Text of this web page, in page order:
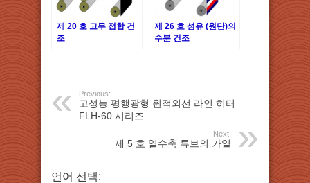
제 20 호 고무 접합 건
조
제 26 호 섬유 (원단)의
수분 건조
Previous:
고성능 평행광형 원적외선 라인 히터
FLH-60 시리즈
Next:
제 5 호 열수축 튜브의 가열
언어 선택: